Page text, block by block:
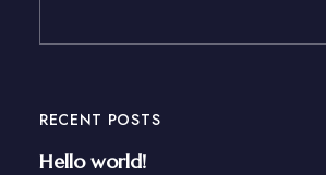
RECENT POSTS
Hello world!